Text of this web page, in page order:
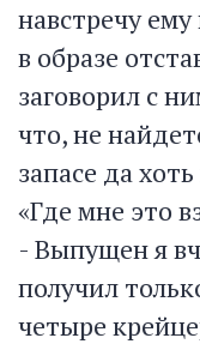
навстречу
в образе
заговорил с
что, не
запасе да
«Где мне это
- Выпущен я
получил
четыре